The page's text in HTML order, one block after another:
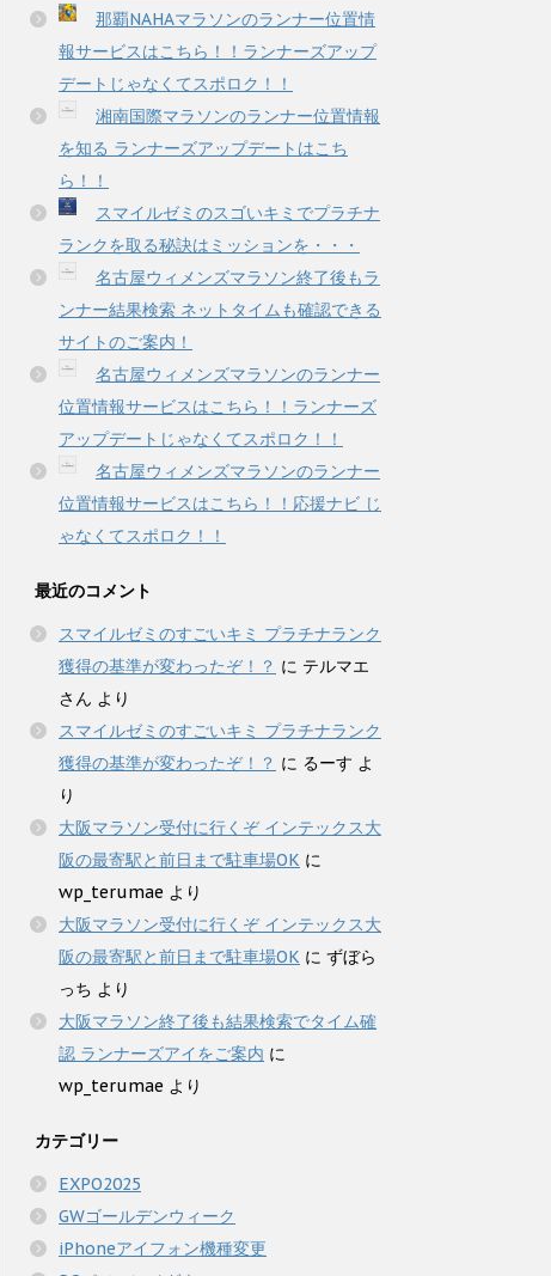
那覇NAHAマラソンのランナー位置情
報サービスはこちら！！ランナーズアップ
デートじゃなくてスポロク！！
湘南国際マラソンのランナー位置情報
を知る ランナーズアップデートはこち
ら！！
スマイルゼミのスゴいキミでプラチナ
ランクを取る秘訣はミッションを・・・
名古屋ウィメンズマラソン終了後もラ
ンナー結果検索 ネットタイムも確認できる
サイトのご案内！
名古屋ウィメンズマラソンのランナー
位置情報サービスはこちら！！ランナーズ
アップデートじゃなくてスポロク！！
名古屋ウィメンズマラソンのランナー
位置情報サービスはこちら！！応援ナビ じ
ゃなくてスポロク！！
最近のコメント
スマイルゼミのすごいキミ プラチナランク
獲得の基準が変わったぞ！？ に テルマエ
さん より
スマイルゼミのすごいキミ プラチナランク
獲得の基準が変わったぞ！？ に るーす よ
り
大阪マラソン受付に行くぞ インテックス大
阪の最寄駅と前日まで駐車場OK に
wp_terumae より
大阪マラソン受付に行くぞ インテックス大
阪の最寄駅と前日まで駐車場OK に ずぼら
っち より
大阪マラソン終了後も結果検索でタイム確
認 ランナーズアイをご案内 に
wp_terumae より
カテゴリー
EXPO2025
GWゴールデンウィーク
iPhoneアイフォン機種変更